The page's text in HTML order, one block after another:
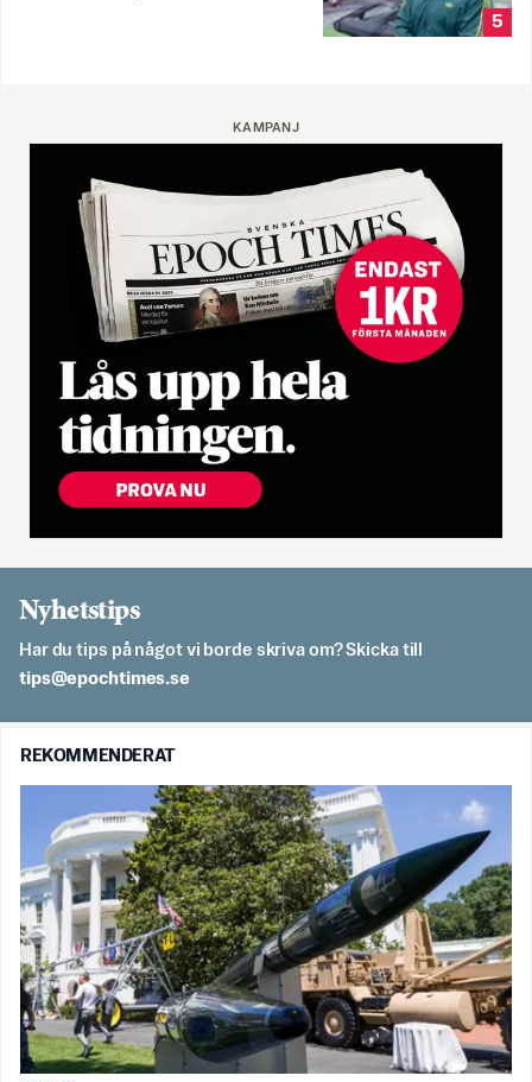
5
KAMPANJ
Nyhetstips
Har du tips på något vi borde skriva om? Skicka till
es.semithcope@spit
REKOMMENDERAT